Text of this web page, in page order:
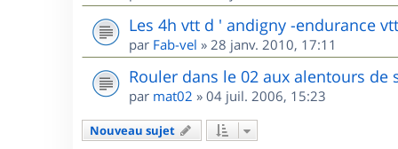
Les 4h vtt d ' andigny -endurance
par Fab-vel » 28 janv. 2010, 17:11
Rouler dans le 02 aux alentours de
par mat02 » 04 juil. 2006, 15:23
Nouveau sujet